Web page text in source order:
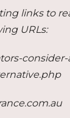
links to
URLs: